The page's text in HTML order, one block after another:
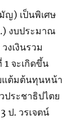
ญ) เป็นพิเศษ
งบประมาณ
งเงินรวม
จะเกิดขึ้น
แต้มต้นทุนหน้า
ประชาธิปไตย
ป. วรเจตน์